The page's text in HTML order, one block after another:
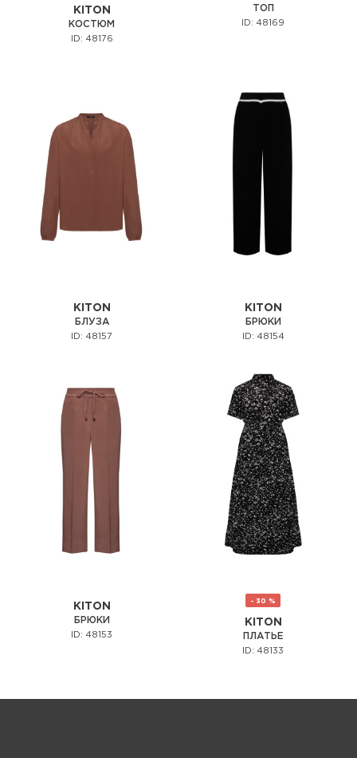
KITON
КОСТЮМ
ID: 48176
ТОП
ID: 48169
KITON
БЛУЗА
ID: 48157
KITON
БРЮКИ
ID: 48154
KITON
БРЮКИ
ID: 48153
- 30 %
KITON
ПЛАТЬЕ
ID: 48133